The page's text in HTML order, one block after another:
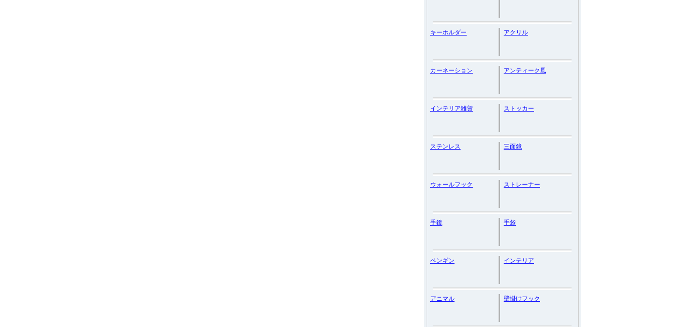
キーホルダー アクリル
カーネーション アンティーク風
インテリア雑貨 ストッカー
ステンレス 三面鏡
ウォールフック ストレーナー
手鏡 手袋
ペンギン インテリア
アニマル 壁掛けフック